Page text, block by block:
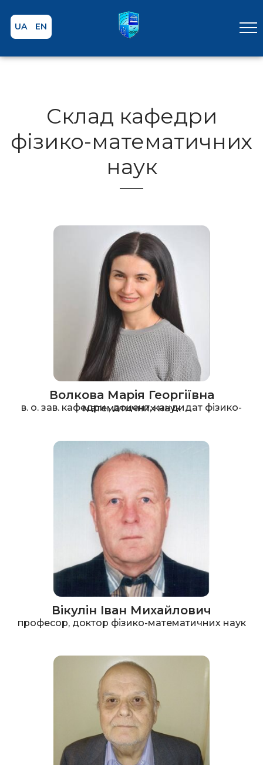
UA EN
Склад кафедри
фізико-математичних
наук
Волкова Марія Георгіївна
в. о. зав. кафедри , доцент, кандидат фізико-математичних наук
Вікулін Іван Михайлович
професор, доктор фізико-математичних наук